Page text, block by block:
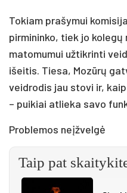
Tokiam prašymui
pirmininko, tiek jo kolegų
matomumui užtikrinti
išeitis. Tiesa, Mozūrų
veidrodis jau stovi ir,
– puikiai atlieka savo
Problemos neįžvelgė
Taip pat